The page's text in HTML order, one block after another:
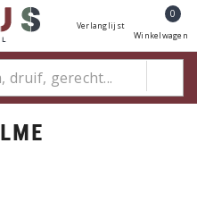
Verlanglijst
0
Winkelwagen